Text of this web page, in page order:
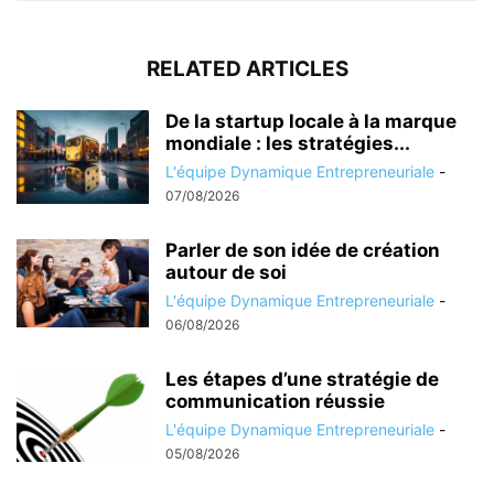
RELATED ARTICLES
De la startup locale à la marque
mondiale : les stratégies...
L'équipe Dynamique Entrepreneuriale -
07/08/2026
Parler de son idée de création
autour de soi
L'équipe Dynamique Entrepreneuriale -
06/08/2026
Les étapes d’une stratégie de
communication réussie
L'équipe Dynamique Entrepreneuriale -
05/08/2026